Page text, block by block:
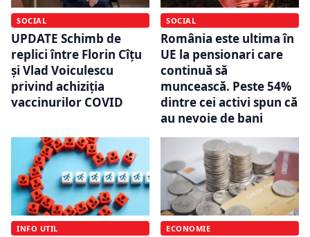
SOCIAL
UPDATE Schimb de
replici între Florin Cîțu
și Vlad Voiculescu
privind achiziția
vaccinurilor COVID
SOCIAL
România este ultima în
UE la pensionari care
continuă să
muncească. Peste 54%
dintre cei activi spun că
au nevoie de bani
INFO UTIL ECONOMIE